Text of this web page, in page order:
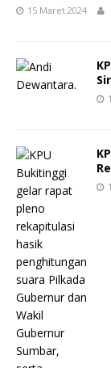
15 Maret 2024